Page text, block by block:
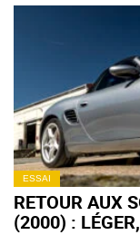
ESSAI
RETOUR AUX
(2000) :